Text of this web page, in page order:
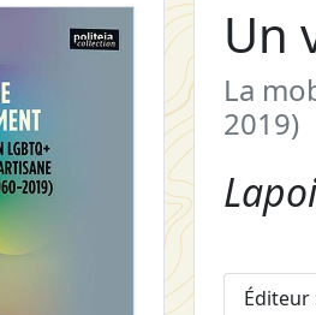
Un
La
2019)
Éditeur